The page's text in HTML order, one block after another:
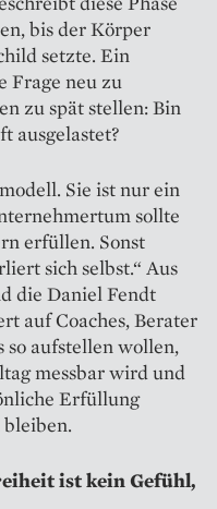
bis der Körper
setzte. Ein
Frage neu zu
zu spät stellen: Bin
ausgelastet?
Sie ist nur ein
sollte
erfüllen. Sonst
sich selbst.“ Aus
die Daniel Fendt
auf Coaches, Berater
so aufstellen wollen,
messbar wird und
Erfüllung
ist kein Gefühl,